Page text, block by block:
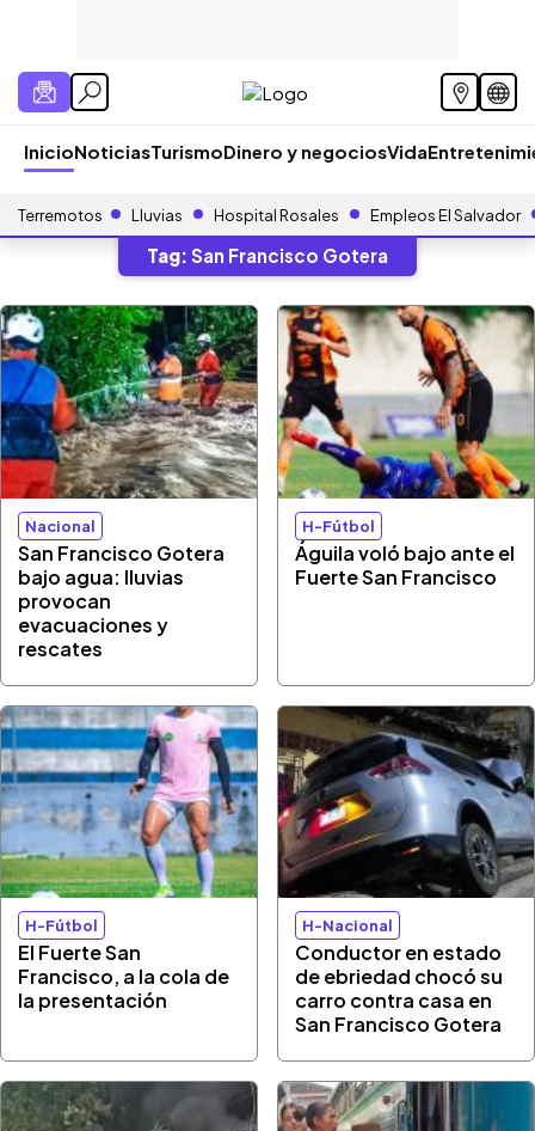
InicioNoticiasTurismoDinero y negociosVida
Terremotos Lluvias Hospital Rosales Empleos El Salvador
Tag: San Francisco Gotera
Nacional
San Francisco Gotera
bajo agua: lluvias
provocan
evacuaciones y
rescates
H-Fútbol
Águila voló bajo ante el
Fuerte San Francisco
H-Fútbol
El Fuerte San
Francisco, a la cola de
la presentación
H-Nacional
Conductor en estado
de ebriedad chocó su
carro contra casa en
San Francisco Gotera